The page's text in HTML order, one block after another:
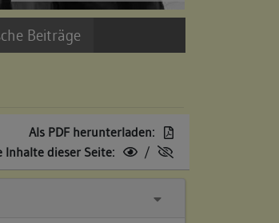
Beiträge
Als PDF herunterladen:
Inhalte dieser Seite:
/